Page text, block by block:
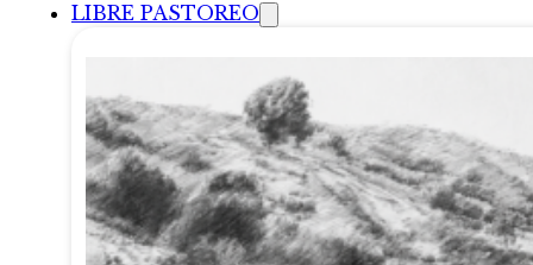
LIBRE PASTOREO